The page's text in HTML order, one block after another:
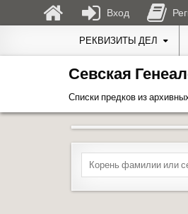
РЕКВИЗИТЫ ДЕЛ
Севская
Списки предков из
Search for:
Вход